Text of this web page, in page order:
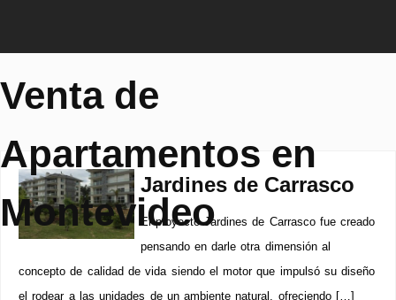
Venta de
Apartamentos en
Montevideo
Jardines de Carrasco
El proyecto Jardines de Carrasco fue creado
pensando en darle otra dimensión al
concepto de calidad de vida siendo el motor que impulsó su diseño
el rodear a las unidades de un ambiente natural, ofreciendo […]